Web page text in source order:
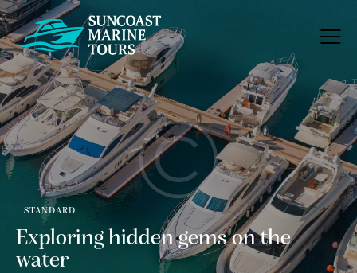
STANDARD
Exploring hidden gems on the
water